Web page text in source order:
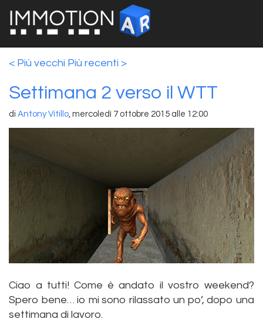
< Più vecchi Più recenti >
Settimana 2 verso il WTT
di Antony Vitillo mercoledì 7 ottobre 2015 alle 12:00
Ciao a tutti! Come è andato il vostro weekend?
Spero bene… io mi sono rilassato un po’, dopo una
settimana di lavoro.